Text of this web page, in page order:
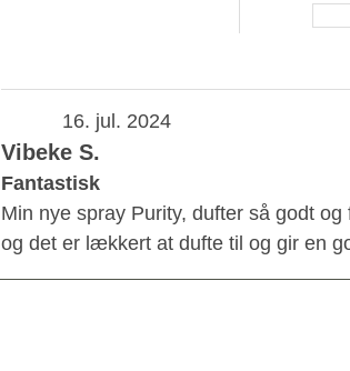
16. jul. 2024
Vibeke S.
Fantastisk
Min nye spray Purity, dufter så godt
og det er lækkert at dufte til og gir en